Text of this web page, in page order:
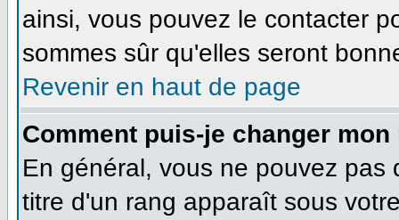
ainsi, vous pouvez le contacter
sommes sûr qu'elles seront
Revenir en haut de page
Comment puis-je changer mon
En général, vous ne pouvez
titre d'un rang apparaît sous